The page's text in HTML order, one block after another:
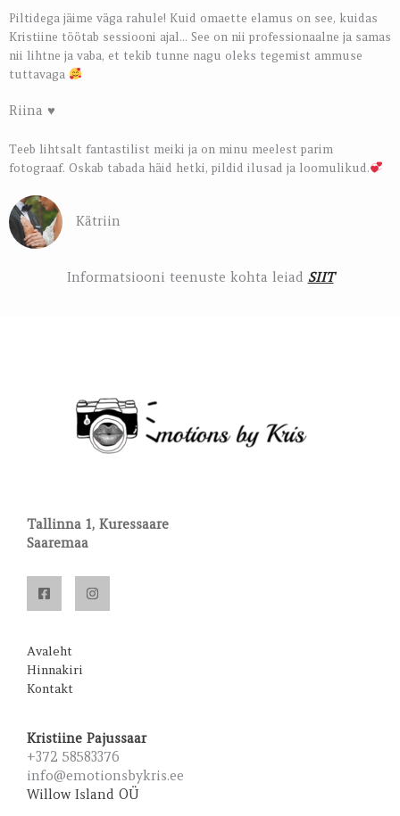
Piltidega jäime väga rahule! Kuid omaette elamus on see, kuidas
Kristiine töötab sessiooni ajal... See on nii professionaalne ja samas
nii lihtne ja vaba, et tekib tunne nagu oleks tegemist ammuse
tuttavaga
Riina ♥️
Teeb lihtsalt fantastilist meiki ja on minu meelest parim
fotograaf. Oskab tabada häid hetki, pildid ilusad ja loomulikud.
Kätriin
Informatsiooni teenuste kohta leiad SIIT
Tallinna 1, Kuressaare
Saaremaa
Avaleht
Hinnakiri
Kontakt
Kristiine Pajussaar
+372 58583376
info@emotionsbykris.ee
Willow Island OÜ